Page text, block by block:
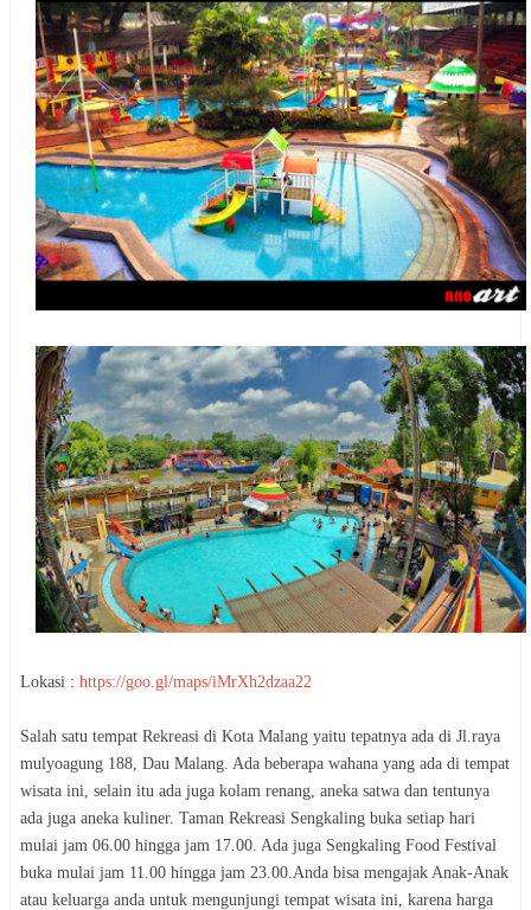
Lokasi : https://goo.gl/maps/iMrXh2dzaa22
Salah satu tempat Rekreasi di Kota Malang yaitu tepatnya ada di Jl.raya
mulyoagung 188, Dau Malang. Ada beberapa wahana yang ada di tempat
wisata ini, selain itu ada juga kolam renang, aneka satwa dan tentunya
ada juga aneka kuliner. Taman Rekreasi Sengkaling buka setiap hari
mulai jam 06.00 hingga jam 17.00. Ada juga Sengkaling Food Festival
buka mulai jam 11.00 hingga jam 23.00.Anda bisa mengajak Anak-Anak
atau keluarga anda untuk mengunjungi tempat wisata ini, karena harga